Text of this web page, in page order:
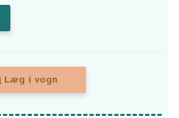
Læg i vogn